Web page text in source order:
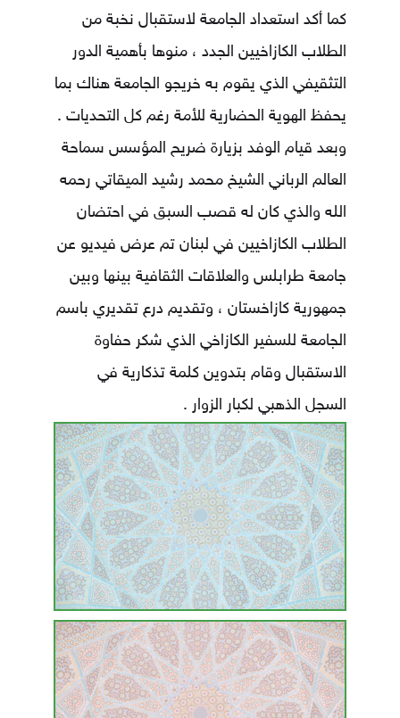
كما أكد استعداد الجامعة لاستقبال نخبة من
الطلاب الكازاخيين الجدد ، منوها بأهمية الدور
التثقيفي الذي يقوم به خريجو الجامعة هناك بما
يحفظ الهوية الحضارية للأمة رغم كل التحديات .
وبعد قيام الوفد بزيارة ضريح المؤسس سماحة
العالم الرباني الشيخ محمد رشيد الميقاتي رحمه
الله والذي كان له قصب السبق في احتضان
الطلاب الكازاخيين في لبنان تم عرض فيديو عن
جامعة طرابلس والعلاقات الثقافية بينها وبين
جمهورية كازاخستان ، وتقديم درع تقديري باسم
الجامعة للسفير الكازاخي الذي شكر حفاوة
الاستقبال وقام بتدوين كلمة تذكارية في
السجل الذهبي لكبار الزوار .